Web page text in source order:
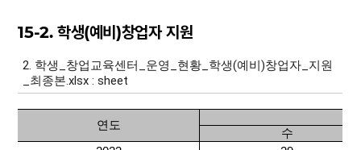
15-2. 학생(예비)창업자 지원